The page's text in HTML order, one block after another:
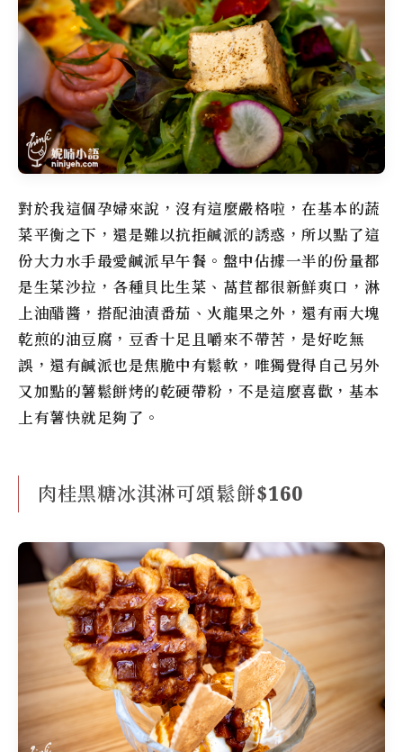
對於我這個孕婦來說，沒有這麼嚴格啦，在基本的蔬
菜平衡之下，還是難以抗拒鹹派的誘惑，所以點了這
份大力水手最愛鹹派早午餐。盤中佔據一半的份量都
是生菜沙拉，各種貝比生菜、萵苣都很新鮮爽口，淋
上油醋醬，搭配油漬番茄、火龍果之外，還有兩大塊
乾煎的油豆腐，豆香十足且嚼來不帶苦，是好吃無
誤，還有鹹派也是焦脆中有鬆軟，唯獨覺得自己另外
又加點的薯鬆餅烤的乾硬帶粉，不是這麼喜歡，基本
上有薯快就足夠了。
肉桂黑糖冰淇淋可頌鬆餅$160